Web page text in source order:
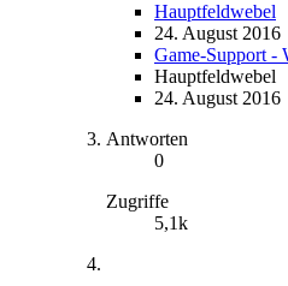
Hauptfeldwebel
24. August 2016
Game-Support -
Hauptfeldwebel
24. August 2016
Antworten
0
Zugriffe
5,1k